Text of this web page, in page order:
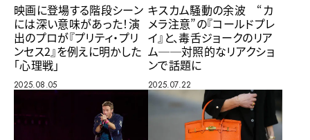
映画に登場する階段シーン
には深い意味があった！演
出のプロが『プリティ・プリ
ンセス2』を例えに明かした
「心理戦」
2025.08.05
キスカム騒動の余波 “カ
メラ注意”の『コールドプレ
イ』と、毒舌ジョークのリア
ム──対照的なリアクショ
ンで話題に
2025.07.22